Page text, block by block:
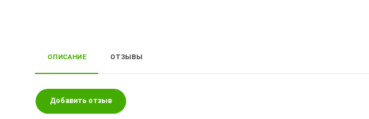
ОПИСАНИЕ ОТЗЫВЫ
Добавить отзыв